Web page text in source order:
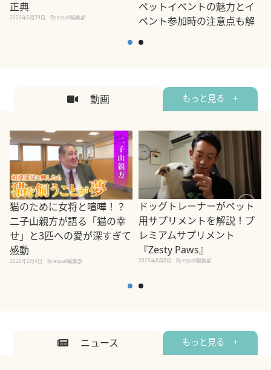
正典
2026年5月29日 By equall編集部
ペットイベントの魅力とイ
ベント参加時の注意点も解
2026年5月12日
動画 もっと見る +
猫のために女将と喧嘩！？
二子山親方が語る「猫の幸
せ」と3匹への愛が深すぎて
感動
2026年2月4日 By equall編集部
ドッグトレーナーがペット
用サプリメントを解説！プ
レミアムサプリメント
『Zesty Paws』
2025年8月8日 By equall編集部
ニュース もっと見る +